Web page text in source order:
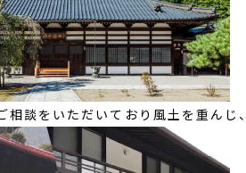
相談をいただいており風土を重んじ